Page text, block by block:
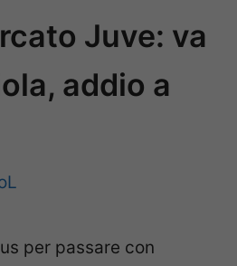
Juve: va
addio a
per passare con